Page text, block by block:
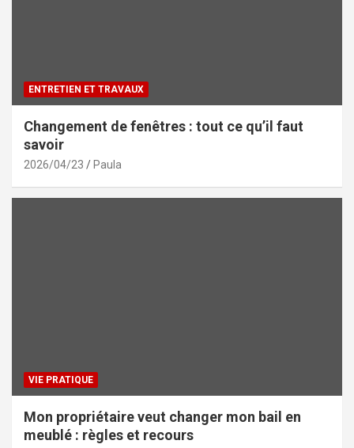
ENTRETIEN ET TRAVAUX
Changement de fenêtres : tout ce qu’il faut
savoir
2026/04/23 Paula
VIE PRATIQUE
Mon propriétaire veut changer mon bail en
meublé : règles et recours